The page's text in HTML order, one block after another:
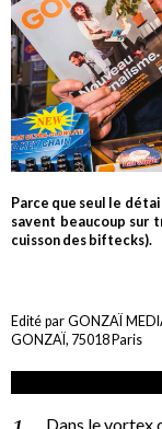
Parce que seul le
savent beaucoup sur
cuisson des biftecks).
Edité par GONZAÏ
GONZAÏ, 75018 Paris
Dans le vortex